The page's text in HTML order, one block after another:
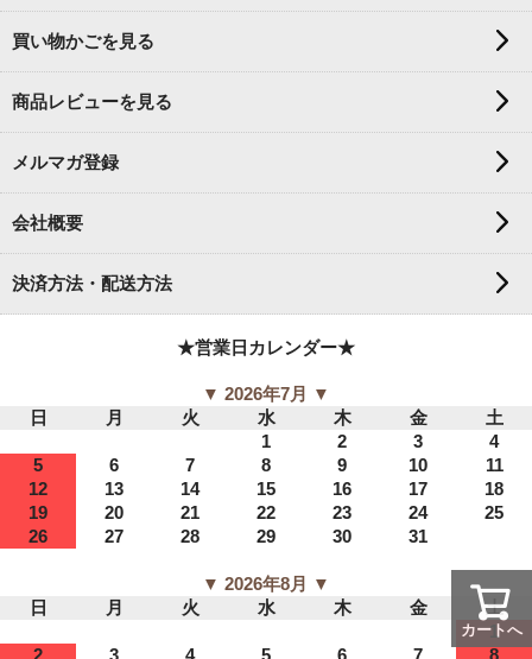
カートへ
買い物かごを見る
商品レビューを見る
メルマガ登録
会社概要
決済方法・配送方法
★営業日カレンダー★
▼ 2026年7月 ▼
日
月 火 水 木 金
土
1
2 3
4
5
6 7 8 9 10
11
12
13 14 15 16 17
18
19
20 21 22 23 24
25
26
27 28 29 30 31
▼ 2026年8月 ▼
日
月 火 水 木 金
土
1